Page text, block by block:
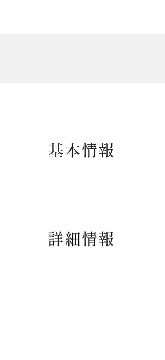
基本情報
詳細情報